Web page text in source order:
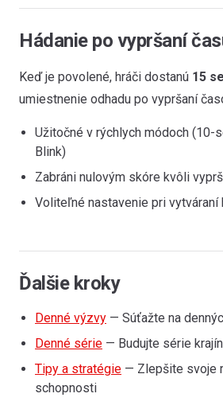
Hádanie po vypršaní
Keď je povolené, hráči dostanú 15
umiestnenie odhadu po vypršaní
Užitočné v rýchlych módoch (10-
Blink)
Zabráni nulovým skóre kvôli
Voliteľné nastavenie pri vytváraní
Ďalšie kroky
Denné výzvy — Súťažte na
Denné série — Budujte série
Tipy a stratégie — Zlepšite svoje
schopnosti